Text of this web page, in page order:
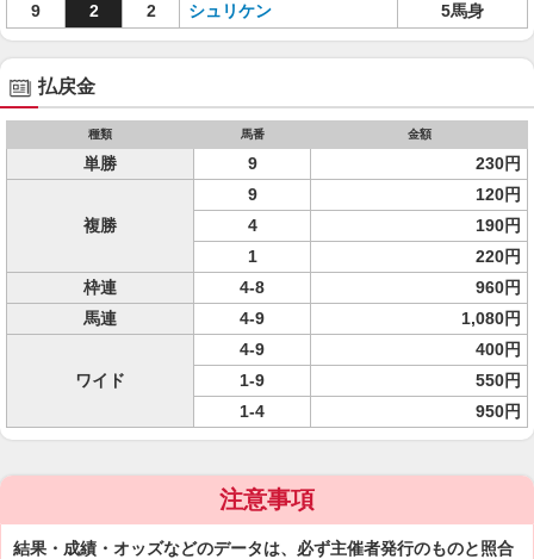
9
2 2 シュリケン 5馬身
払戻金
種類 馬番 金額
単勝 9 230円
複勝
9
120円
4
190円
1
220円
枠連
4-8
960円
馬連
4-9 1,080円
ワイド
4-9
400円
1-9
550円
1-4
950円
注意事項
結果・成績・オッズなどのデータは、必ず主催者発行のものと照合